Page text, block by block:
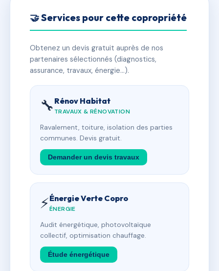
🤝 Services pour cette copropriété
Obtenez un devis gratuit auprès de nos
partenaires sélectionnés (diagnostics,
assurance, travaux, énergie…).
🔧 Rénov Habitat
TRAVAUX & RÉNOVATION
Ravalement, toiture, isolation des parties
communes. Devis gratuit.
Demander un devis travaux
⚡Énergie Verte Copro
ÉNERGIE
Audit énergétique, photovoltaïque
collectif, optimisation chauffage.
Étude énergétique